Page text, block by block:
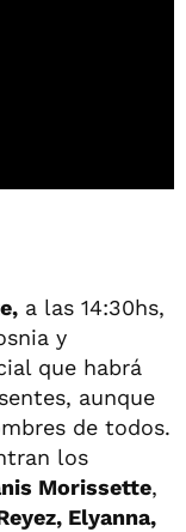
a las 14:30hs,
y
que habrá
aunque
de todos.
los
Morissette,
Elyanna,